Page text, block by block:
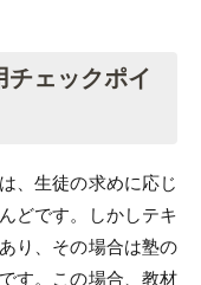
ェックポイ
、生徒の求めに応じ
どです。しかしテキ
り、その場合は塾の
す。この場合、教材